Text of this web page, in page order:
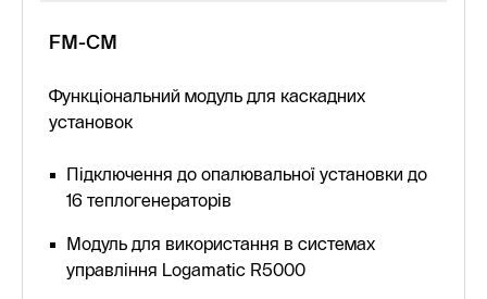
FM-СM
Функціональний модуль для каскадних
установок
Підключення до опалювальної установки до
16 теплогенераторів
Модуль для використання в системах
управління Logamatic R5000